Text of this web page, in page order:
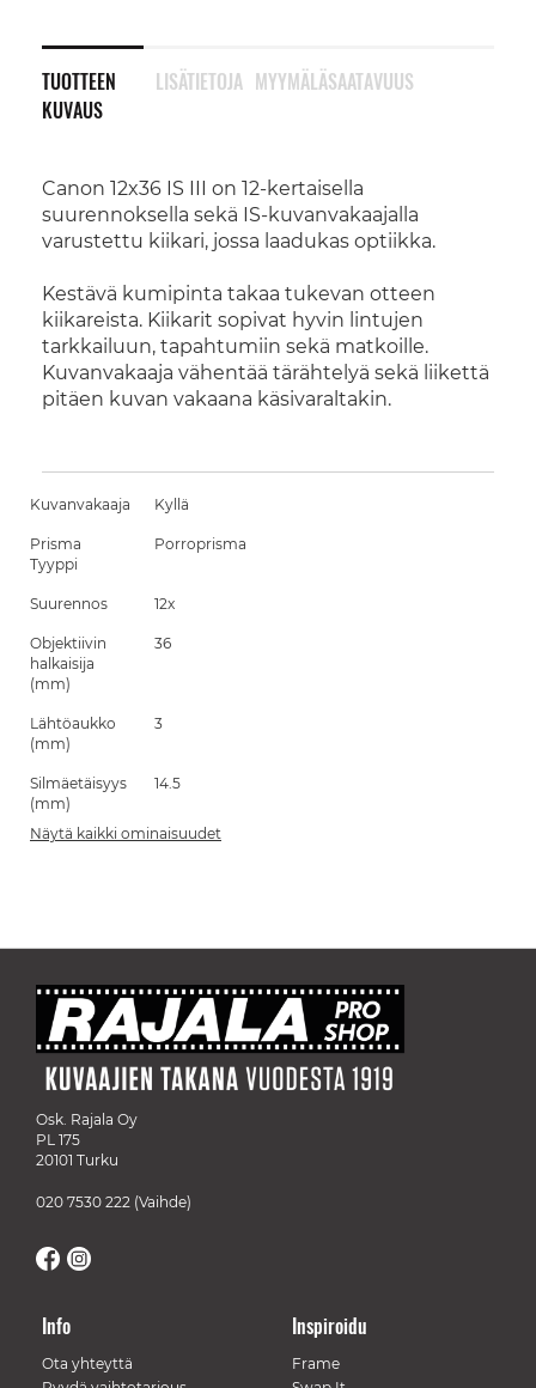
TUOTTEEN
KUVAUS
Canon 12x36 IS III on 12-kertaisella
suurennoksella sekä IS-kuvanvakaajalla
varustettu kiikari, jossa laadukas optiikka.
Kestävä kumipinta takaa tukevan otteen
kiikareista. Kiikarit sopivat hyvin lintujen
tarkkailuun, tapahtumiin sekä matkoille.
Kuvanvakaaja vähentää tärähtelyä sekä liikettä
pitäen kuvan vakaana käsivaraltakin.
LISÄTIETOJA MYYMÄLÄSAATAVUUS
Kuvanvakaaja Kyllä
Prisma
Tyyppi
Porroprisma
Suurennos 12x
Objektiivin
halkaisija
(mm)
36
Lähtöaukko
(mm)
3
Silmäetäisyys
(mm)
14.5
Näytä kaikki ominaisuudet
Osk. Rajala Oy
PL 175
20101 Turku
020 7530 222 (Vaihde)
Info
Ota yhteyttä
Inspiroidu
Frame